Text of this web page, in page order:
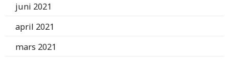
juni 2021
april 2021
mars 2021